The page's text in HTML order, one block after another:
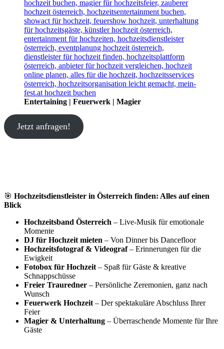
Entertaining | Feuerwerk | Magier
Jetzt anfragen!
🎯 Hochzeitsdienstleister in Österreich finden: Alles auf einen
Blick
Hochzeitsband Österreich – Live-Musik für emotionale
Momente
DJ für Hochzeit mieten – Von Dinner bis Dancefloor
Hochzeitsfotograf & Videograf– Erinnerungen für die
Ewigkeit
Fotobox für Hochzeit – Spaß für Gäste & kreative
Schnappschüsse
Freier Trauredner – Persönliche Zeremonien, ganz nach
Wunsch
Feuerwerk Hochzeit – Der spektakuläre Abschluss Ihrer
Feier
Magier & Unterhaltung – Überraschende Momente für Ihre
Gäste